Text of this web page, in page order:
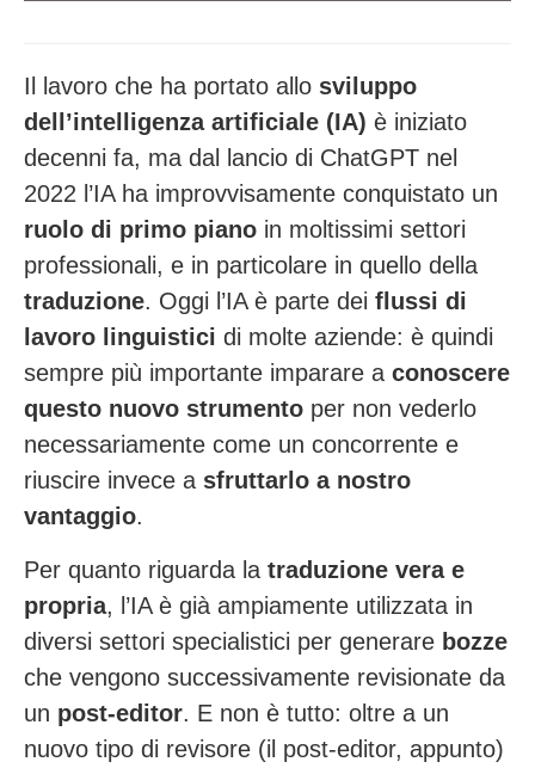
Il lavoro che ha portato allo sviluppo
dell’intelligenza artificiale (IA) è iniziato
decenni fa, ma dal lancio di ChatGPT nel
2022 l’IA ha improvvisamente conquistato un
ruolo di primo piano in moltissimi settori
professionali, e in particolare in quello della
traduzione. Oggi l’IA è parte dei flussi di
lavoro linguistici di molte aziende: è quindi
sempre più importante imparare a conoscere
questo nuovo strumento per non vederlo
necessariamente come un concorrente e
riuscire invece a sfruttarlo a nostro
vantaggio.
Per quanto riguarda la traduzione vera e
propria, l’IA è già ampiamente utilizzata in
diversi settori specialistici per generare bozze
che vengono successivamente revisionate da
un post-editor. E non è tutto: oltre a un
nuovo tipo di revisore (il post-editor, appunto)